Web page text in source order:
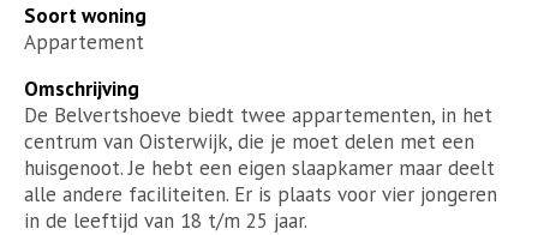
Soort woning
Appartement
Omschrijving
De Belvertshoeve biedt twee appartementen, in het
centrum van Oisterwijk, die je moet delen met een
huisgenoot. Je hebt een eigen slaapkamer maar deelt
alle andere faciliteiten. Er is plaats voor vier jongeren
in de leeftijd van 18 t/m 25 jaar.